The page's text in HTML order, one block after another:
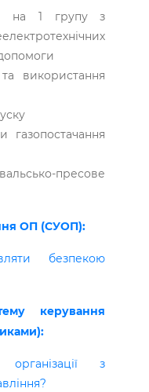
на 1 групу з
використання
газопостачання
пресове
ОП (СУОП):
безпекою
керування
з